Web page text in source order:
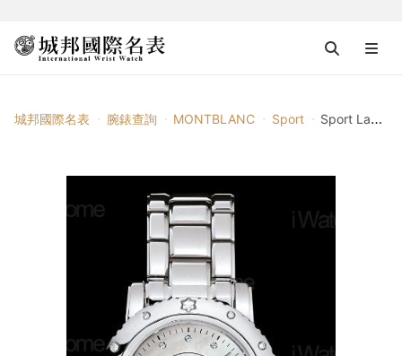
城邦國際名表 腕錶查詢 MONTBLANC Sport Sport Lady Jewels Ref. 102362